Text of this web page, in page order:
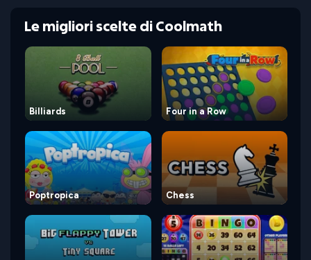
Le migliori scelte di Coolmath
Billiards Four in a Row
Poptropica Chess